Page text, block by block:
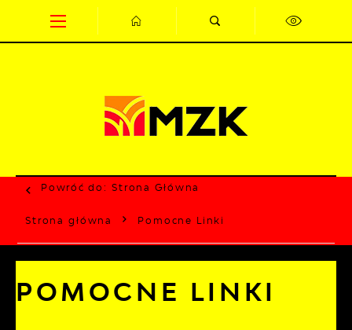
Przejdź do menu.
Przejdź do wyszukiwarki.
Przejdź do treści.
Przejdź do ustawień wielkości czcionki.
Wyłącz wersję kontrastową strony.
Powróć do: Strona Główna
Strona główna Pomocne Linki
POMOCNE LINKI